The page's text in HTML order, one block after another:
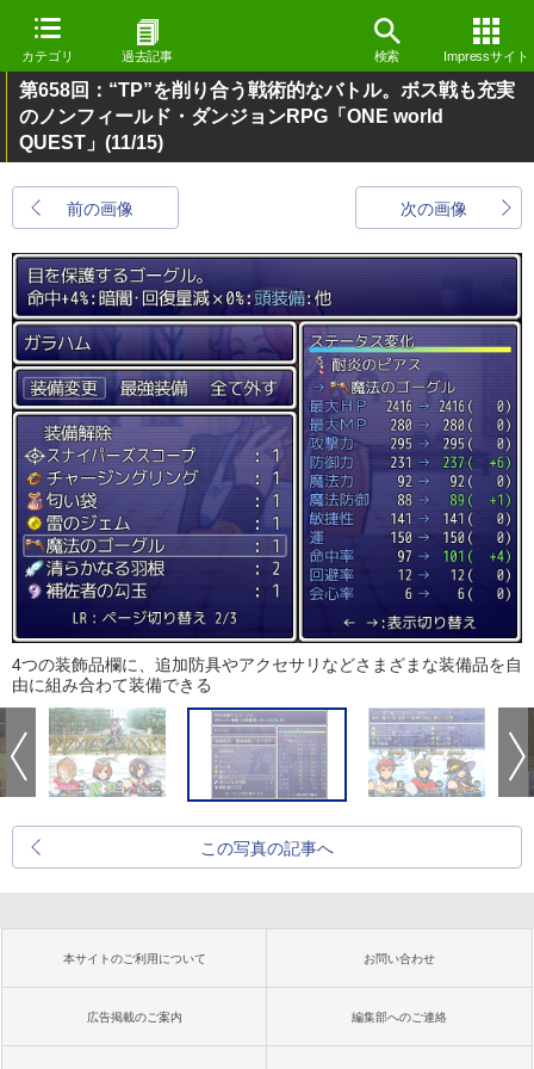
カテゴリ 過去記事 検索 Impressサイト
第658回：“TP”を削り合う戦術的なバトル。ボス戦も充実
のノンフィールド・ダンジョンRPG「ONE world
QUEST」 (11/15)
前の画像 次の画像
4つの装飾品欄に、追加防具やアクセサリなどさまざまな装備品を自
由に組み合わて装備できる
この写真の記事へ
本サイトのご利用について お問い合わせ
広告掲載のご案内 編集部へのご連絡